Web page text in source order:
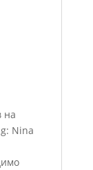
на
Nina